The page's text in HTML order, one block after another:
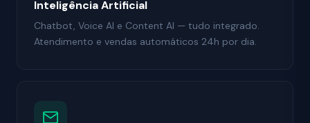
Inteligência Artificial
Chatbot, Voice AI e Content AI — tudo integrado.
Atendimento e vendas automáticos 24h por dia.